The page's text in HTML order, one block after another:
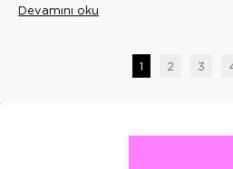
Devamını oku
1 2 3